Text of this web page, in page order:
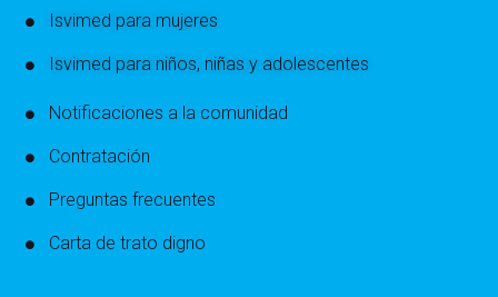
Isvimed para mujeres
Isvimed para niños, niñas y adolescentes
Notificaciones a la comunidad
Contratación
Preguntas frecuentes
Carta de trato digno